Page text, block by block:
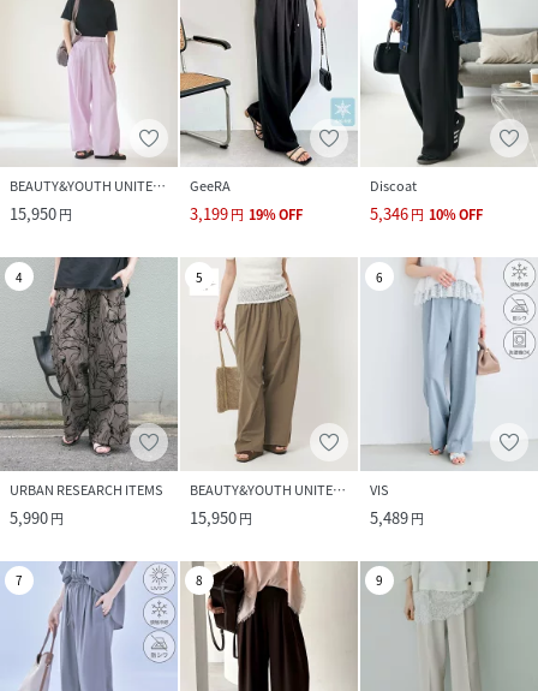
BEAUTY&YOUTH UNITED ARROWS
15,950円
GeeRA
3,199円 19%OFF
Discoat
5,346円 10%OFF
4
URBAN RESEARCH ITEMS
5,990円
5
BEAUTY&YOUTH UNITED ARROWS
15,950円
6
VIS
5,489円
7 8 9